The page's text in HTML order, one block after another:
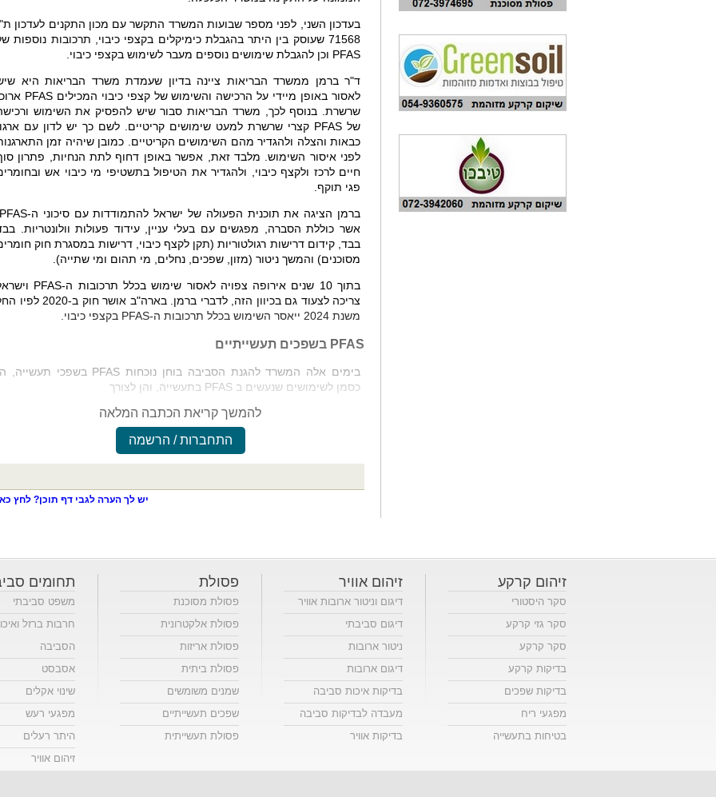
בעדכון השני, לפני מספר שבועות המשרד התקשר עם מכון התקנים לעדכון
71568 שעוסק בין היתר בהגבלת כימיקלים בקצפי כיבוי, תרכובות נוספות של
PFAS וכן להגבלת שימושים נוספים מעבר לשימוש בקצפי כיבוי.
ד"ר ברמן ממשרד הבריאות ציינה בדיון שעמדת משרד הבריאות היא
לאסור באופן מיידי על הרכישה והשימוש של קצפי כיבוי המכיליםPFAS
שרשרת. בנוסף לכך, משרד הבריאות סבור שיש להפסיק את השימוש
של PFAS קצרי שרשרת למעט שימושים קריטיים. לשם כך יש לדון עם
כבאות והצלה ולהגדיר מהם השימושים הקריטיים. כמובן שיהיה זמן
לפני איסור השימוש. מלבד זאת, אפשר באופן דחוף לתת הנחיות, פתרון
חיים לרכז ולקצף כיבוי, ולהגדיר את הטיפול בתשטיפי מי כיבוי אש
פגי תוקף.
ברמן הציגה את תוכנית הפעולה של ישראל להתמודדות עם סיכוני ה-PFAS
אשר כוללת הסברה, מפגשים עם בעלי עניין, עידוד פעולות וולונטריות.
בבד, קידום דרישות רגולטוריות (תקן לקצף כיבוי, דרישות במסגרת חוק
מסוכנים) והמשך ניטור (מזון, שפכים, נחלים, מי תהום ומי שתייה).
בתוך 10 שנים אירופה צפויה לאסור שימוש בכלל תרכובות ה- PFAS
צריכה לצעוד גם בכיוון הזה, לדברי ברמן. בארה"ב אושר חוק ב-
משנת 2024 ייאסר השימוש בכלל תרכובות ה-
PFAS בקצפי כיבוי.
PFAS בשפכים תעשייתיים
בימים אלה המשרד להגנת הסביבה בוחן נוכחות PFAS בשפכי תעשייה,
כסמן לשימושים שנעשים ב PFAS בתעשייה, והן לצורך
להמשך קריאת הכתבה המלאה
התחברות / הרשמה
יש לך הערה לגבי דף תוכן? לחץ
זיהום קרקע
סקר היסטורי
סקר גזי קרקע
סקר קרקע
בדיקות קרקע
בדיקות שפכים
מפגעי ריח
בטיחות בתעשייה
זיהום אוויר
דיגום וניטור ארובות אוויר
דיגום סביבתי
ניטור ארובות
דיגום ארובות
בדיקות איכות סביבה
מעבדה לבדיקות סביבה
בדיקות אוויר
פסולת
פסולת מסוכנת
פסולת אלקטרונית
פסולת אריזות
פסולת ביתית
שמנים משומשים
שפכים תעשייתיים
פסולת תעשייתית
תחומים
משפט סביבתי
חרבות ברזל
הסביבה
אסבסט
שינוי אקלים
מפגעי רעש
היתר רעלים
זיהום אוויר